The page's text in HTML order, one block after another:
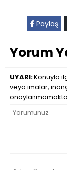
Paylaş
Yorum
UYARI:Konuyla
veya imalar,